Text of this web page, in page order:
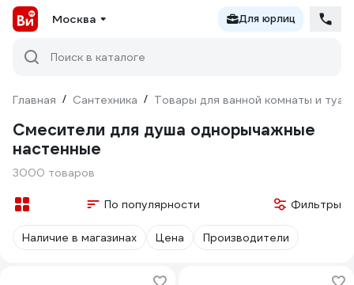
Москва Для юрлиц
Поиск в каталоге
Главная / Сантехника / Товары для ванной комнаты и
Смесители для душа однорычажные
настенные
3000 товаров
По популярности Фильтры
Наличие в магазинах Цена Производители